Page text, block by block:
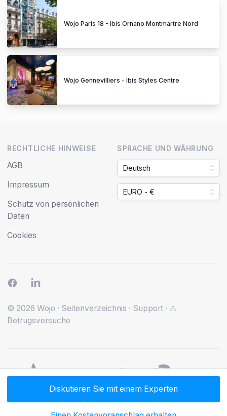
Diskutieren Sie mit einem Experten
Wojo Paris 18 - Ibis Ornano Montmartre Nord
Wojo Gennevilliers - Ibis Styles Centre
RECHTLICHE HINWEISE
AGB
Impressum
Schutz von persönlichen
Daten
Cookies
SPRACHE UND WÄHRUNG
Deutsch
EURO - €
© 2026 Wojo · Seitenverzeichnis · Support · ⚠️
Betrugsversuche